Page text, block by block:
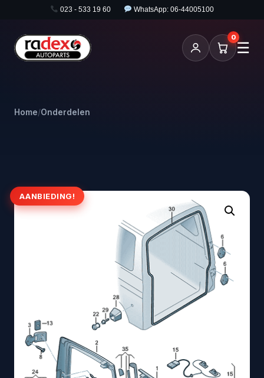
023 - 533 19 60 WhatsApp: 06-44005100
0
☰
Home/Onderdelen
AANBIEDING!